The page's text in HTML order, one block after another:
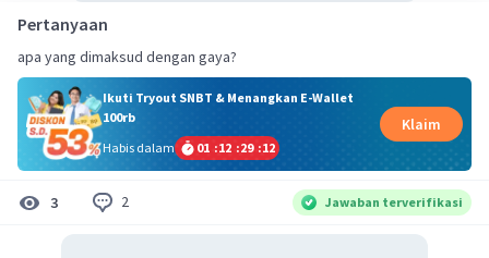
Pertanyaan
apa yang dimaksud dengan gaya?
Ikuti Tryout SNBT & Menangkan E-Wallet
100rb
Habis dalam
01 :12 :29 :11
Klaim
3 2 Jawaban terverifikasi